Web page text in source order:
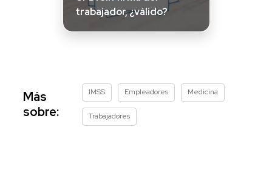
trabajador, ¿válido?
Más
sobre:
IMSS Empleadores Medicina
Trabajadores